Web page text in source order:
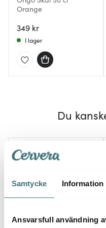
Samtycke Information
Ansvarsfull användning
Orange
349 kr
I lager
Du
Lagerrensning